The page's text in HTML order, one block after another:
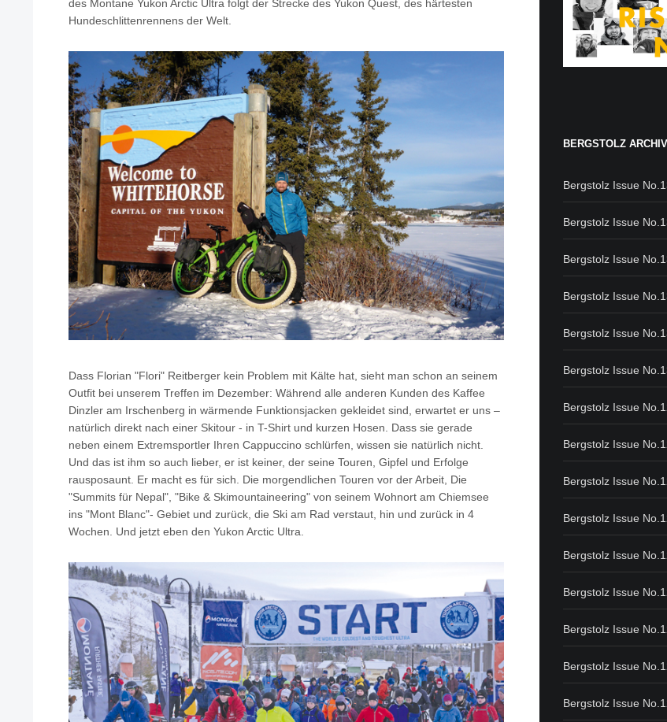
des Montane Yukon Arctic Ultra folgt der Strecke des Yukon Quest, des härtesten
Hundeschlittenrennens der Welt.
Dass Florian "Flori" Reitberger kein Problem mit Kälte hat, sieht man schon an seinem
Outfit bei unserem Treffen im Dezember: Während alle anderen Kunden des Kaffee
Dinzler am Irschenberg in wärmende Funktionsjacken gekleidet sind, erwartet er uns –
natürlich direkt nach einer Skitour - in T-Shirt und kurzen Hosen. Dass sie gerade
neben einem Extremsportler Ihren Cappuccino schlürfen, wissen sie natürlich nicht.
Und das ist ihm so auch lieber, er ist keiner, der seine Touren, Gipfel und Erfolge
rausposaunt. Er macht es für sich. Die morgendlichen Touren vor der Arbeit, Die
"Summits für Nepal", "Bike & Skimountaineering" von seinem Wohnort am Chiemsee
ins "Mont Blanc"- Gebiet und zurück, die Ski am Rad verstaut, hin und zurück in 4
Wochen. Und jetzt eben den Yukon Arctic Ultra.
BERGSTOLZ ARCHIV
Bergstolz Issue
Bergstolz Issue
Bergstolz Issue
Bergstolz Issue
Bergstolz Issue
Bergstolz Issue
Bergstolz Issue
Bergstolz Issue
Bergstolz Issue
Bergstolz Issue
Bergstolz Issue
Bergstolz Issue
Bergstolz Issue
Bergstolz Issue
Bergstolz Issue